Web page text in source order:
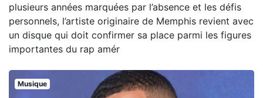
plusieurs années marquées par l’absence et les défis
personnels, l’artiste originaire de Memphis revient avec
un disque qui doit confirmer sa place parmi les figures
importantes du rap amér
Musique